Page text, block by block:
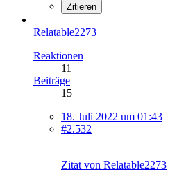
Zitieren
Relatable2273
Reaktionen
11
Beiträge
15
18. Juli 2022 um 01:43
#2.532
Zitat von Relatable2273